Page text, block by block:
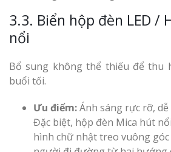
3.3. Biển hộp đèn LED /
nổi
Bổ sung không thể thiếu để thu
buổi tối.
Ưu điểm:Ánh sáng rực rỡ,
Đặc biệt, hộp đèn Mica hút
hình chữ nhật treo vuông